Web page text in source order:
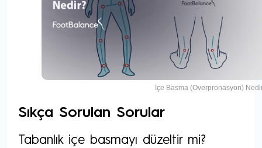
İçe Basma (Overpronasyon)
Sıkça Sorulan Sorular
Tabanlık içe basmayı düzeltir mi?